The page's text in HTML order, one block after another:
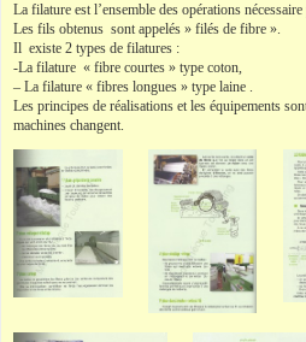
La filature est l’ensemble des opérations
Les fils obtenus sont appelés » filés de fibre ».
Il existe 2 types de filatures :
-La filature « fibre courtes » type coton,
– La filature « fibres longues » type laine .
Les principes de réalisations et les équipements
machines changent.